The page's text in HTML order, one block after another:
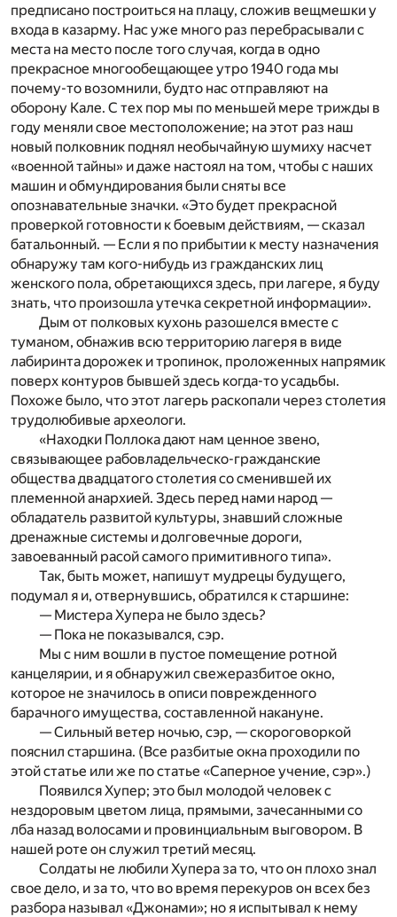
предписано построиться на плацу, сложив вещмешки у
входа в казарму. Нас уже много раз перебрасывали с
места на место после того случая, когда в одно
прекрасное многообещающее утро 1940 года мы
почему-то возомнили, будто нас отправляют на
оборону Кале. С тех пор мы по меньшей мере трижды в
году меняли свое местоположение; на этот раз наш
новый полковник поднял необычайную шумиху насчет
«военной тайны» и даже настоял на том, чтобы с наших
машин и обмундирования были сняты все
опознавательные значки. «Это будет прекрасной
проверкой готовности к боевым действиям, — сказал
батальонный. — Если я по прибытии к месту назначения
обнаружу там кого-нибудь из гражданских лиц
женского пола, обретающихся здесь, при лагере, я буду
знать, что произошла утечка секретной информации».
Дым от полковых кухонь разошелся вместе с
туманом, обнажив всю территорию лагеря в виде
лабиринта дорожек и тропинок, проложенных напрямик
поверх контуров бывшей здесь когда-то усадьбы.
Похоже было, что этот лагерь раскопали через столетия
трудолюбивые археологи.
«Находки Поллока дают нам ценное звено,
связывающее рабовладельческо-гражданские
общества двадцатого столетия со сменившей их
племенной анархией. Здесь перед нами народ —
обладатель развитой культуры, знавший сложные
дренажные системы и долговечные дороги,
завоеванный расой самого примитивного типа».
Так, быть может, напишут мудрецы будущего,
подумал я и, отвернувшись, обратился к старшине:
— Мистера Хупера не было здесь?
— Пока не показывался, сэр.
Мы с ним вошли в пустое помещение ротной
канцелярии, и я обнаружил свежеразбитое окно,
которое не значилось в описи поврежденного
барачного имущества, составленной накануне.
— Сильный ветер ночью, сэр, — скороговоркой
пояснил старшина. (Все разбитые окна проходили по
этой статье или же по статье «Саперное учение, сэр».)
Появился Хупер; это был молодой человек с
нездоровым цветом лица, прямыми, зачесанными со
лба назад волосами и провинциальным выговором. В
нашей роте он служил третий месяц.
Солдаты не любили Хупера за то, что он плохо знал
свое дело, и за то, что во время перекуров он всех без
разбора называл «Джонами»; но я испытывал к нему